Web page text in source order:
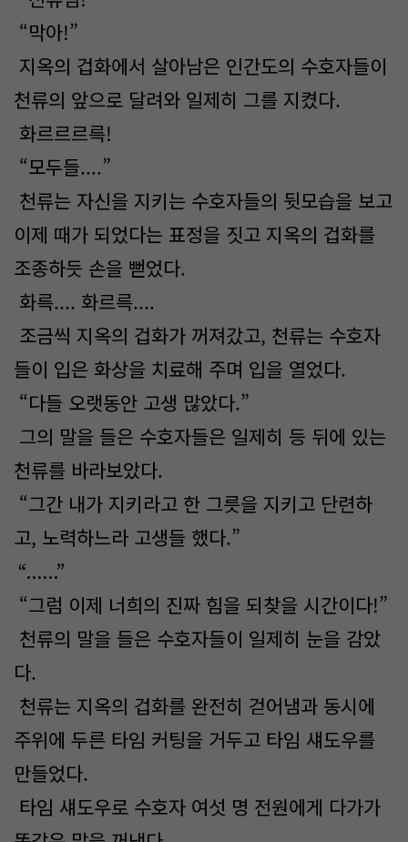
“막아!”
지옥의 겁화에서 살아남은 인간도의 수호자들이
천류의 앞으로 달려와 일제히 그를 지켰다.
화르르르륵!
“모두들....”
천류는 자신을 지키는 수호자들의 뒷모습을 보고
이제 때가 되었다는 표정을 짓고 지옥의 겁화를
조종하듯 손을 뻗었다.
화륵.... 화르륵....
조금씩 지옥의 겁화가 꺼져갔고, 천류는 수호자
들이 입은 화상을 치료해 주며 입을 열었다.
“다들 오랫동안 고생 많았다.”
그의 말을 들은 수호자들은 일제히 등 뒤에 있는
천류를 바라보았다.
“그간 내가 지키라고 한 그릇을 지키고 단련하
고, 노력하느라 고생들 했다.”
“......”
“그럼 이제 너희의 진짜 힘을 되찾을 시간이다!”
천류의 말을 들은 수호자들이 일제히 눈을 감았
다.
천류는 지옥의 겁화를 완전히 걷어냄과 동시에
주위에 두른 타임 커팅을 거두고 타임 섀도우를
만들었다.
타임 섀도우로 수호자 여섯 명 전원에게 다가가